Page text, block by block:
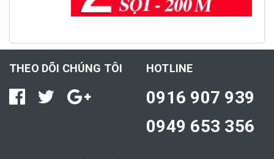
THEO DÕI CHÚNG TÔI HOTLINE
0916 907 939
0949 653 356